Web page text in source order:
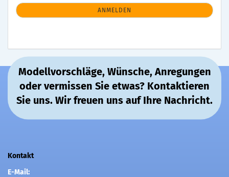
ANMELDUNG
ANMELDEN
Modellvorschläge, Wünsche, Anregungen
oder vermissen Sie etwas? Kontaktieren
Sie uns. Wir freuen uns auf Ihre Nachricht.
Kontakt
E-Mail: